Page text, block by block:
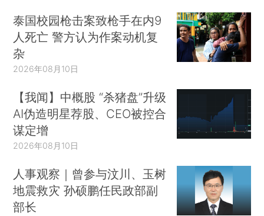
泰国校园枪击案致枪手在内9
人死亡 警方认为作案动机复
杂
2026年08月10日
【我闻】中概股 “杀猪盘”升级
AI伪造明星荐股、CEO被控合
谋定增
2026年08月10日
人事观察｜曾参与汶川、玉树
地震救灾 孙硕鹏任民政部副
部长